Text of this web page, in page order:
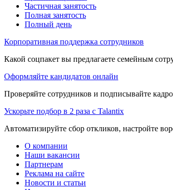
Частичная занятость
Полная занятость
Полный день
Корпоративная поддержка сотрудников
Какой соцпакет вы предлагаете семейным
Оформляйте кандидатов онлайн
Проверяйте сотрудников и подписывайте
Ускорьте подбор в 2 раза с Talantix
Автоматизируйте сбор откликов, настройте
О компании
Наши вакансии
Партнерам
Реклама на сайте
Новости и статьи